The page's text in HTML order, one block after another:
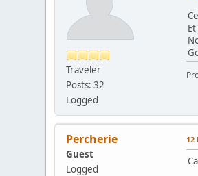
Traveler
Posts: 32
Logged
Percherie
Guest
Logged
12